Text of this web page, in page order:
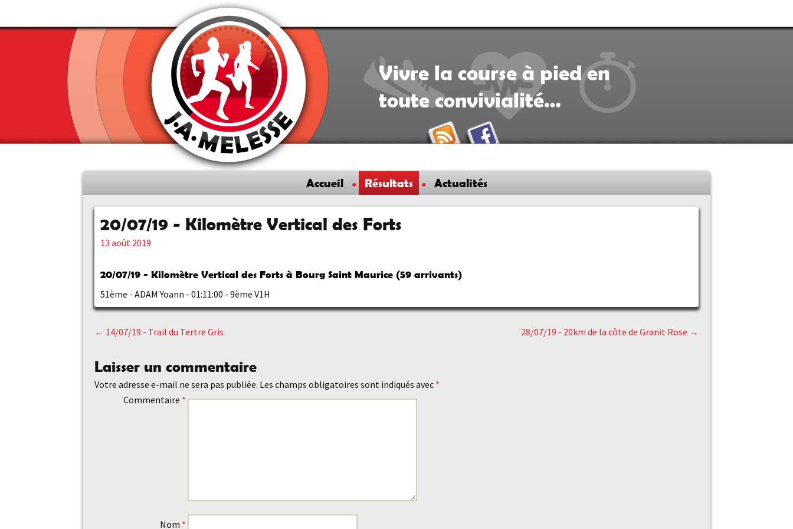
Vivre la course à pied en
toute convivialité…
au
contenu
principal
Accueil Résultats Actualités
20/07/19 - Kilomètre Vertical des Forts
13 août 2019
20/07/19 - Kilomètre Vertical des Forts à Bourg Saint Maurice (59 arrivants)
51ème - ADAM Yoann - 01:11:00 - 9ème V1H
Navigation
des
← 14/07/19 - Trail du Tertre Gris 28/07/19 - 20km de la côte de Granit Rose →
Laisser un commentaire
Votre adresse e-mail ne sera pas publiée. Les champs obligatoires sont indiqués avec *
Commentaire *
Nom *